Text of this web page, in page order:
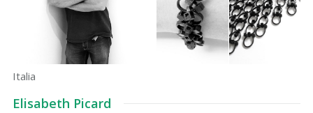
Italia
Elisabeth Picard